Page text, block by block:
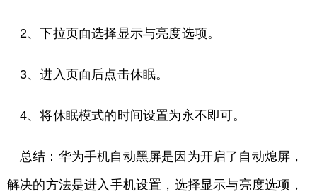
2、下拉页面选择显示与亮度选项。
3、进入页面后点击休眠。
4、将休眠模式的时间设置为永不即可。
总结：华为手机自动黑屏是因为开启了自动熄屏，
解决的方法是进入手机设置，选择显示与亮度选项，